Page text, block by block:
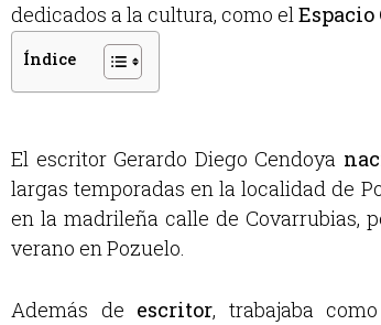
dedicados a la cultura, como el
Índice
El escritor Gerardo Diego Cendoya
largas temporadas en la localidad de
en la madrileña calle de Covarrubias,
verano en Pozuelo.
Además de escritor, trabajaba como